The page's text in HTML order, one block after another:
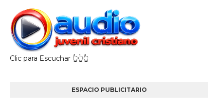
Clic para Escuchar 👆👆👆
ESPACIO PUBLICITARIO